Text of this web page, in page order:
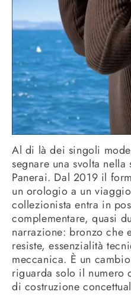
Al di là dei singoli
segnare una svolta nella
Panerai. Dal 2019 il
un orologio a un
collezionista entra in
complementare, quasi
narrazione: bronzo che
resiste, essenzialità
meccanica. È un
riguarda solo il numero
di costruzione